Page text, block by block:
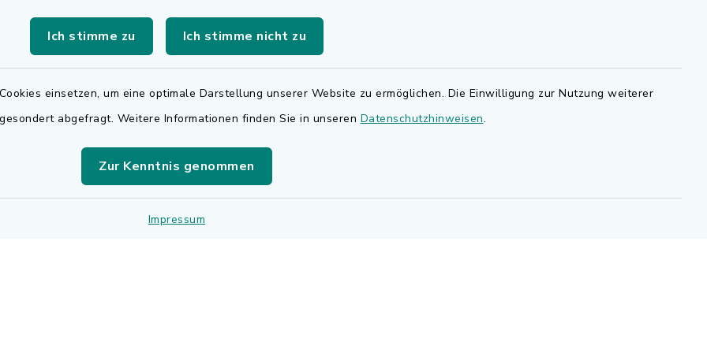
Ich stimme zu Ich stimme nicht zu
einsetzen, um eine optimale Darstellung unserer Website zu ermöglichen. Die Einwilligung zur Nutzung weiterer
abgefragt. Weitere Informationen finden Sie in unseren Datenschutzhinweisen.
Zur Kenntnis genommen
Impressum
Uhr
Notfalldienst
Öffnungszeiten:
Für den elektronischen
Rechnungsversand wenden Sie
sich bitte an
rechnungen@adelsdorf.de.
Bürgerserviceportal
Landkreis Erlangen-Höchstadt